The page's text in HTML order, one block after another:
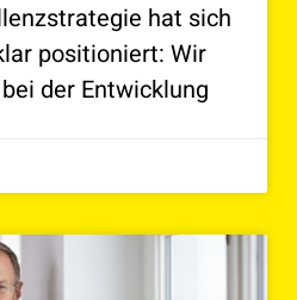
hat sich
positioniert: Wir
der Entwicklung